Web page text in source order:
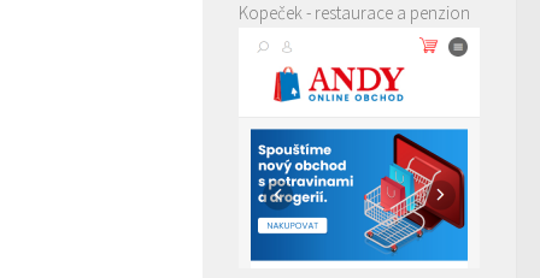
Kopeček - restaurace a penzion